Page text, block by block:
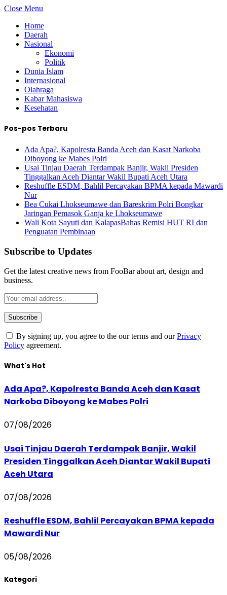
Close Menu
Home
Daerah
Nasional
Ekonomi
Politik
Dunia Islam
Internasional
Olahraga
Kabar Mahasiswa
Kesehatan
Pos-pos Terbaru
Ada Apa?, Kapolresta Banda Aceh dan Kasat Narkoba
Diboyong ke Mabes Polri
Usai Tinjau Daerah Terdampak Banjir, Wakil Presiden
Tinggalkan Aceh Diantar Wakil Bupati Aceh Utara
Reshuffle ESDM, Bahlil Percayakan BPMA kepada Mawardi
Nur
Bea Cukai Lhokseumawe dan Bareskrim Polri Bongkar
Jaringan Pemasok Ganja ke Lhokseumawe
Wali Kota Sayuti dan KalapasBahas Remisi HUT RI dan
Penguatan Pembinaan
Subscribe to Updates
Get the latest creative news from FooBar about art, design and
business.
By signing up, you agree to the our terms and ourPrivacy
Policy agreement.
What's Hot
Ada Apa?, Kapolresta Banda Aceh dan Kasat
Narkoba Diboyong ke Mabes Polri
07/08/2026
Usai Tinjau Daerah Terdampak Banjir, Wakil
Presiden Tinggalkan Aceh Diantar Wakil Bupati
Aceh Utara
07/08/2026
Reshuffle ESDM, Bahlil Percayakan BPMA kepada
Mawardi Nur
05/08/2026
Kategori